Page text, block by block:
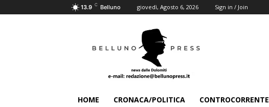
13.9 C Belluno giovedì, Agosto 6, 2026 Sign in / Join
HOME CRONACA/POLITICA